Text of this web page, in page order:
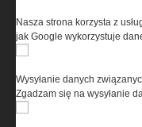
cookies oznacza,
urządzeniu
dokonać zmiany
serwisu prosimy o
prywatności
oraz
Nasza strona korzysta z
jak Google wykorzystuje
Wysyłanie danych
Zgadzam się na wysyłanie